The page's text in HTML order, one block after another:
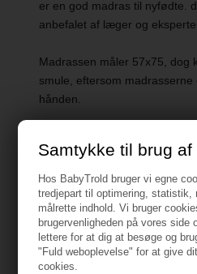
Samtykke til brug af
Hos BabyTrold bruger vi egne
tredjepart til optimering, statistik,
målrette indhold. Vi bruger
brugervenligheden på vores side
lettere for at dig at besøge og
"Fuld weboplevelse" for at give
cookies.
er en god madras til nyfødte.
anbefalet af læger og
Madrassen måler 57x75, dog
smule, eftersom madrasserne
hånden.
Specifikationer
Fyld: 100% økologisk kapok